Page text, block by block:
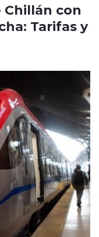
con
Tarifas y